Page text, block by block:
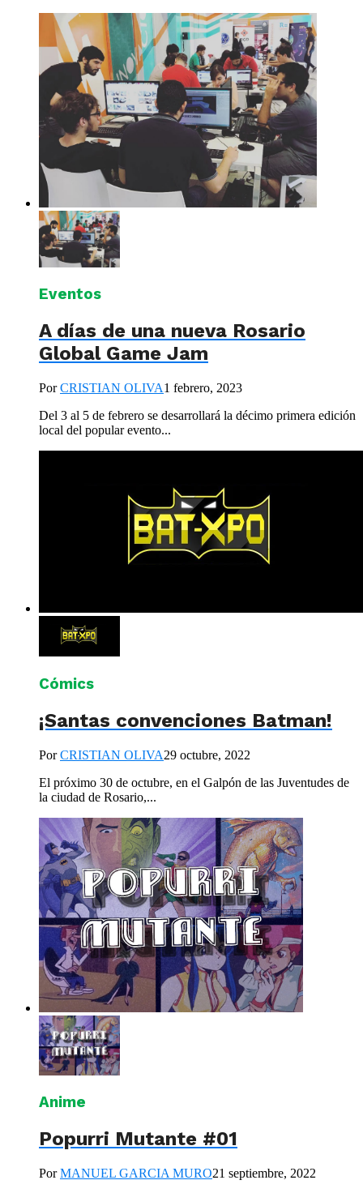
Eventos
A días de una nueva Rosario
Global Game Jam
PorCRISTIAN OLIVA1 febrero, 2023
Del 3 al 5 de febrero se desarrollará la décimo primera edición
local del popular evento...
Cómics
¡Santas convenciones Batman!
PorCRISTIAN OLIVA29 octubre, 2022
El próximo 30 de octubre, en el Galpón de las Juventudes de
la ciudad de Rosario,...
Anime
Popurri Mutante #01
PorMANUEL GARCIA MURO21 septiembre, 2022